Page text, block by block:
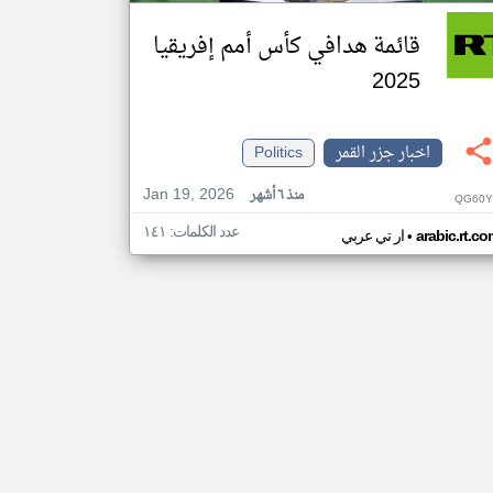
قائمة هدافي كأس أمم إفريقيا
2025
اخبار جزر القمر
Politics
Jan 19, 2026
منذ ٦ أشهر
ار تي عربي• عدد الكلمات: ١٤١